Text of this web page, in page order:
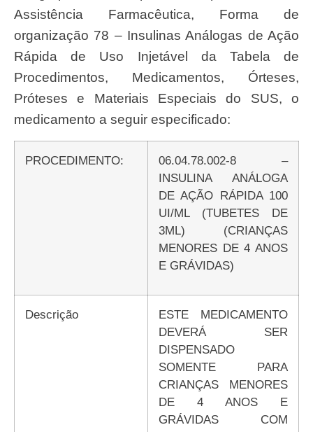
Assistência Farmacêutica, Forma de
organização 78 – Insulinas Análogas de Ação
Rápida de Uso Injetável da Tabela de
Procedimentos, Medicamentos, Órteses,
Próteses e Materiais Especiais do SUS, o
medicamento a seguir especificado:
PROCEDIMENTO:
06.04.78.002-8 –
INSULINA ANÁLOGA
DE AÇÃO RÁPIDA 100
UI/ML (TUBETES DE
3ML) (CRIANÇAS
MENORES DE 4 ANOS
E GRÁVIDAS)
Descrição
ESTE MEDICAMENTO
DEVERÁ SER
DISPENSADO
SOMENTE PARA
CRIANÇAS MENORES
DE 4 ANOS E
GRÁVIDAS COM